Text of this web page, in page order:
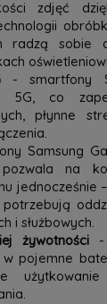
zdjęć
radzą sobie
- smartfony
5G, co
płynne
Samsung
na
jednocześnie
i służbowych.
żywotności-
w pojemne